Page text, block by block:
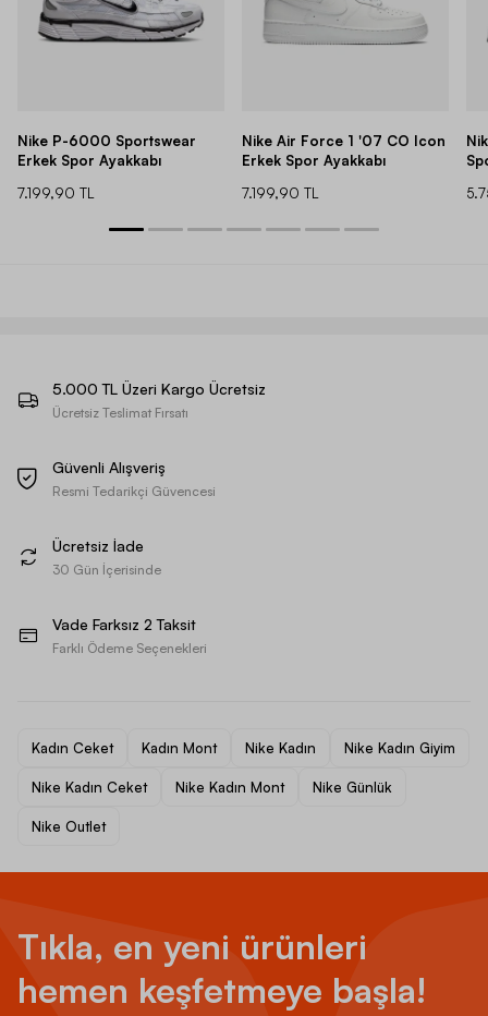
Nike P-6000 Sportswear
Erkek Spor Ayakkabı
7.199,90 TL
Nike Air Force 1 '07 CO Icon
Erkek Spor Ayakkabı
7.199,90 TL
5.000 TL Üzeri Kargo Ücretsiz
Ücretsiz Teslimat Fırsatı
Güvenli Alışveriş
Resmi Tedarikçi Güvencesi
Ücretsiz İade
30 Gün İçerisinde
Vade Farksız 2 Taksit
Farklı Ödeme Seçenekleri
Kadın Ceket Kadın Mont Nike Kadın Nike Kadın Giyim
Nike Kadın Ceket Nike Kadın Mont Nike Günlük
Nike Outlet
Tıkla, en yeni ürünleri
hemen keşfetmeye başla!